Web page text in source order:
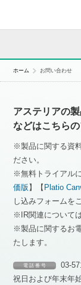
ホーム お問い合わせ
アステリアの
などはこちら
※製品に関する資
ださい。
※無料トライアル
価版 】【 Platio
し込みフォームを
※IR関連について
※製品に関するお
たします。
電 話 番 号 03-
祝日および年末年